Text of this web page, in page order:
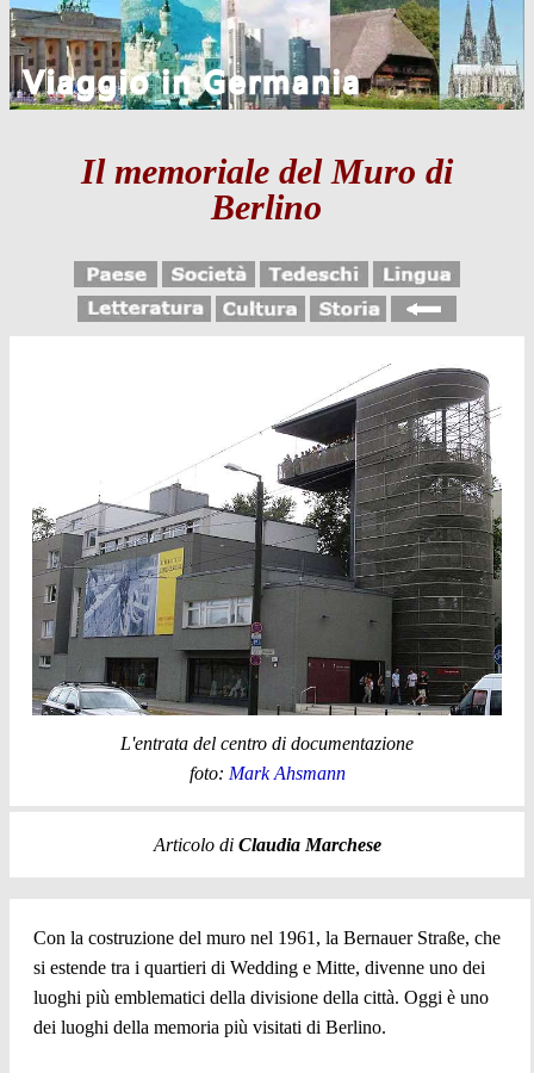
Il memoriale del Muro di
Berlino
L'entrata del centro di documentazione
foto: Mark Ahsmann
Articolo di Claudia Marchese
Con la costruzione del muro nel 1961, la Bernauer Straße, che
si estende tra i quartieri di Wedding e Mitte, divenne uno dei
luoghi più emblematici della divisione della città. Oggi è uno
dei luoghi della memoria più visitati di Berlino.